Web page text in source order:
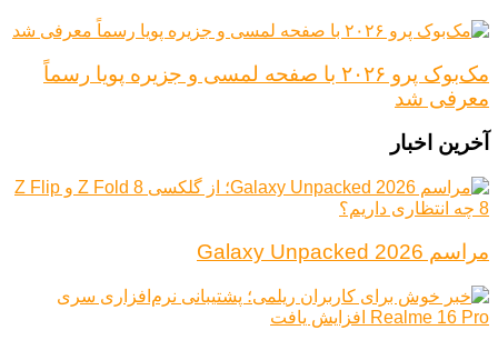
مک‌بوک پرو ۲۰۲۶ با صفحه لمسی و جزیره پویا رسماً
معرفی شد
آخرین اخبار
مراسم Galaxy Unpacked 2026